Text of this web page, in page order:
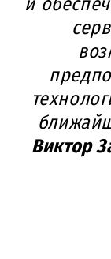
Виктор